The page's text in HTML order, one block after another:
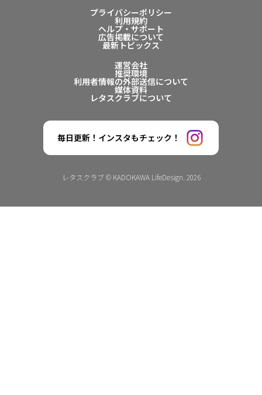
プライバシーポリシー
利用規約
ヘルプ・サポート
広告掲載について
最新トピックス
運営会社
推奨環境
利用者情報の外部送信について
媒体資料
レタスクラブについて
毎日更新！インスタもチェック！
レタスクラブ © KADOKAWA LifeDesign. 2026